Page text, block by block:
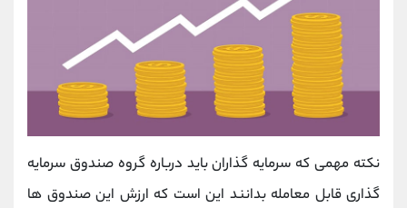
نکته مهمی که سرمایه گذاران باید درباره گروه صندوق سرمایه
گذاری قابل معامله بدانند این است که ارزش این صندوق ها